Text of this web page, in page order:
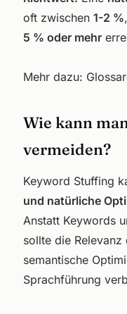
oft zwischen 1-2 %
5 % oder mehr
Mehr dazu:
Wie kann
vermeiden?
Keyword Stuffing
und natürliche
Anstatt Keywords
sollte die Relevanz
semantische
Sprachführung